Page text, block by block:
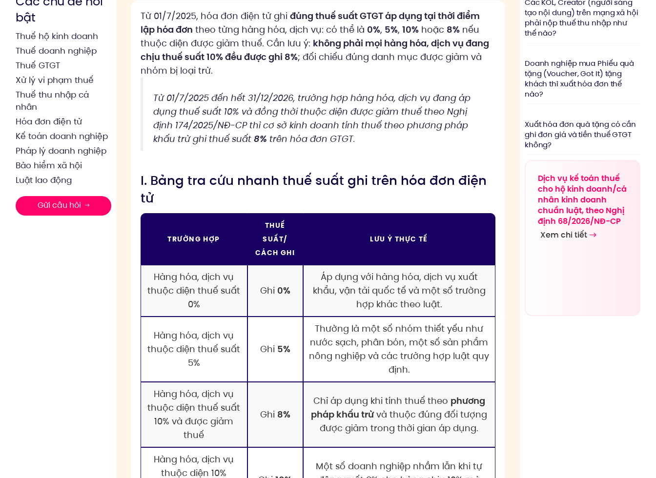
bật
Thuế hộ kinh doanh
Thuế doanh nghiệp
Thuế GTGT
Xử lý vi phạm thuế
Thuế thu nhập cá
nhân
Hóa đơn điện tử
Kế toán doanh nghiệp
Pháp lý doanh nghiệp
Bảo hiểm xã hội
Luật lao động
Gửi câu hỏi
Từ 01/7/2025, hóa đơn điện tử ghi đúng thuế suất GTGT áp dụng tại thời điểm
lập hóa đơn theo từng hàng hóa, dịch vụ: có thể là 0%, 5%, 10%hoặc 8%nếu
thuộc diện được giảm thuế. Cần lưu ý: không phải mọi hàng hóa, dịch vụ đang
chịu thuế suất 10% đều được ghi 8%; đối chiếu đúng danh mục được giảm và
nhóm bị loại trừ.
Từ 01/7/2025 đến hết 31/12/2026, trường hợp hàng hóa, dịch vụ đang áp
dụng thuế suất 10% và đồng thời thuộc diện được giảm thuế theo Nghị
định 174/2025/NĐ-CP thì cơ sở kinh doanh tính thuế theo phương pháp
khấu trừ ghi thuế suất 8%trên hóa đơn GTGT.
I. Bảng tra cứu nhanh thuế suất ghi trên hóa đơn điện
tử
TRƯỜNG HỢP
THUẾ
SUẤT/
CÁCH GHI
LƯU Ý THỰC TẾ
Hàng hóa, dịch vụ
thuộc diện thuế suất
0%
Ghi 0%
Áp dụng với hàng hóa, dịch vụ xuất
khẩu, vận tải quốc tế và một số trường
hợp khác theo luật.
Hàng hóa, dịch vụ
thuộc diện thuế suất
5%
Ghi 5%
Thường là một số nhóm thiết yếu như
nước sạch, phân bón, một số sản phẩm
nông nghiệp và các trường hợp luật quy
định.
Hàng hóa, dịch vụ
thuộc diện thuế suất
10% và được giảm
thuế
Ghi 8%
Chỉ áp dụng khi tính thuế theo phương
pháp khấu trừvà thuộc đúng đối tượng
được giảm trong thời gian áp dụng.
Hàng hóa, dịch vụ
thuộc diện 10%
Một số doanh nghiệp nhầm lẫn khi tự
Các KOL, Creator (người sáng
tạo nội dung) trên mạng xã hội
phải nộp thuế thu nhập như
thế nào?
Doanh nghiệp mua Phiếu quà
tặng (Voucher, Got It) tặng
khách thì xuất hóa đơn thế
nào?
Xuất hóa đơn quà tặng có cần
ghi đơn giá và tiền thuế GTGT
không?
Dịch vụ kế toán thuế
cho hộ kinh doanh/cá
nhân kinh doanh
chuẩn luật, theo Nghị
định 68/2026/NĐ-CP
Xem chi tiết